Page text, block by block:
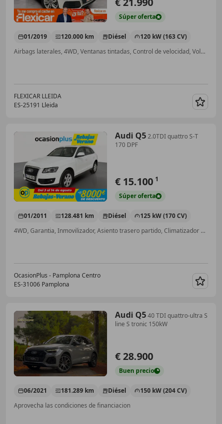
Súperoferta
01/2019 120.000 km Diésel
120 kW (163 CV)
Airbags laterales, 4WD, Ventanas tintadas, Control de velocidad, Volante multifunción, Sensor de lluvia, ABS, Airbag del conductor
FLEXICAR LLEIDA
ES-25191 Lleida
Audi Q52.0TDI quattro S-T
170 DPF
€ 15.100 1
Súperoferta
01/2011 128.481 km Diésel
125 kW (170 CV)
4WD, Garantia, Inmovilizador, Asiento trasero partido, Climatizador automático, Airbags laterales, Alarma, Ventanas tintadas
OcasionPlus - Pamplona Centro
ES-31006 Pamplona
Audi Q540 TDI quattro-ultra S
line S tronic 150kW
€ 28.900
Buen precio
06/2021 181.289 km Diésel
150 kW (204 CV)
Aprovecha las condiciones de financiacion